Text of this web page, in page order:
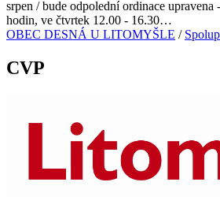
srpen / bude odpolední ordinace
hodin, ve čtvrtek 12.00 - 16.30…
OBEC DESNÁ U LITOMYŠLE /
CVP